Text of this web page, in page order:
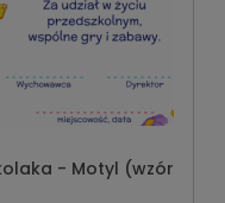
- Motyl (wzór